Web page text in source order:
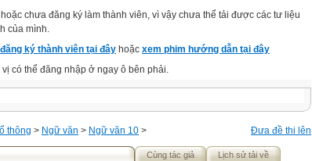
chưa đăng ký làm thành viên, vì vậy chưa thể tải được các tư liệu
của mình.
đăng ký thành viên tại đây hoặc xem phim hướng dẫn tại đây
có thể đăng nhập ở ngay ô bên phải.
Đưa đề thi lên
thông > Ngữ văn > Ngữ văn 10 >
Cùng tác giả Lịch sử tải về